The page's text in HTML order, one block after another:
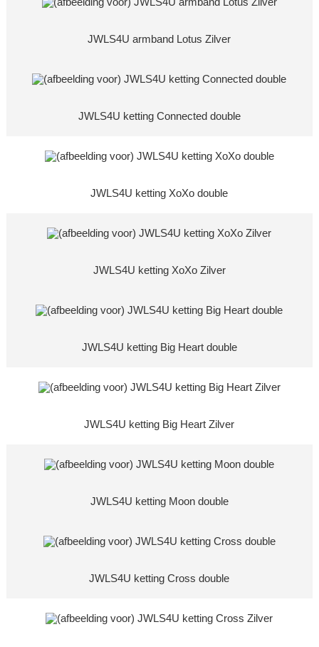
JWLS4U armband Lotus Zilver
JWLS4U ketting Connected double
JWLS4U ketting XoXo double
JWLS4U ketting XoXo Zilver
JWLS4U ketting Big Heart double
JWLS4U ketting Big Heart Zilver
JWLS4U ketting Moon double
JWLS4U ketting Cross double